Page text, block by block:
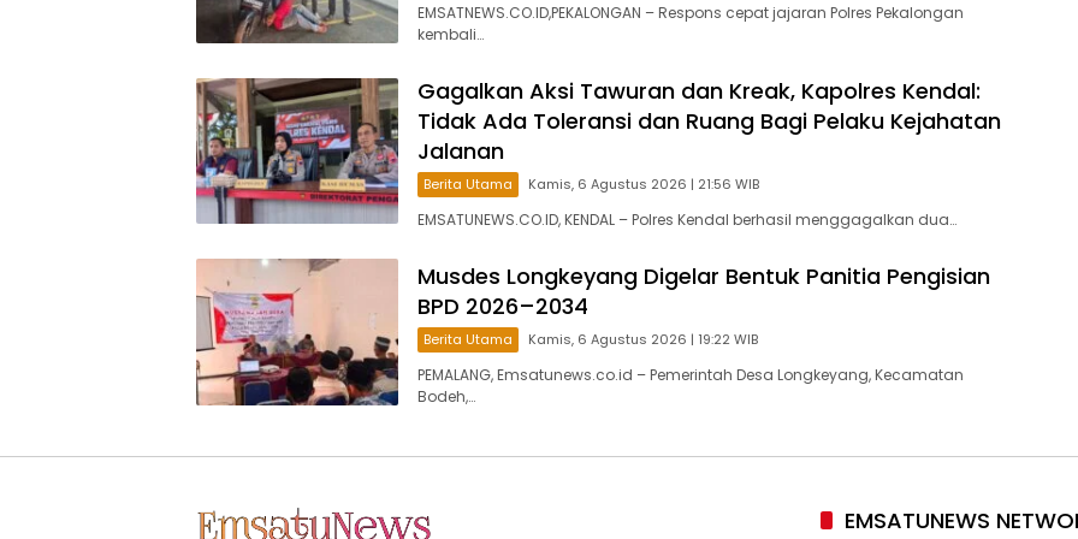
EMSATNEWS.CO.ID,PEKALONGAN – Respons cepat jajaran Polres Pekalongan
kembali…
Gagalkan Aksi Tawuran dan Kreak, Kapolres Kendal:
Tidak Ada Toleransi dan Ruang Bagi Pelaku Kejahatan
Jalanan
Berita Utama Kamis, 6 Agustus 2026 | 21:56 WIB
EMSATUNEWS.CO.ID, KENDAL – Polres Kendal berhasil menggagalkan dua…
Musdes Longkeyang Digelar Bentuk Panitia Pengisian
BPD 2026–2034
Berita Utama Kamis, 6 Agustus 2026 | 19:22 WIB
PEMALANG, Emsatunews.co.id – Pemerintah Desa Longkeyang, Kecamatan
Bodeh,…
EMSATUNEWS